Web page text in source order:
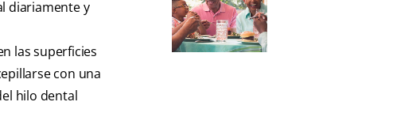
diariamente y
las superficies
con una
hilo dental